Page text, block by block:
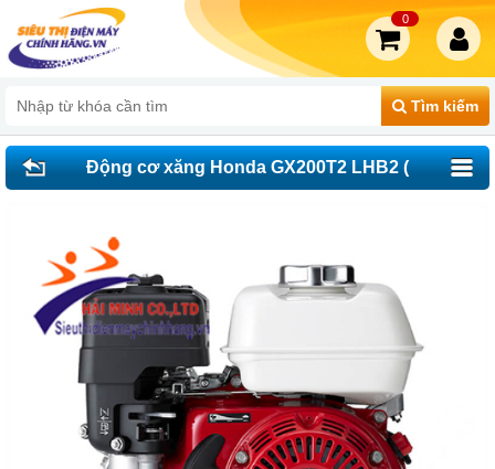
Tìm kiếm
0
Động cơ xăng Honda GX200T2 LHB2 (